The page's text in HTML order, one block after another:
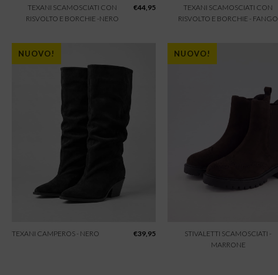
TEXANI SCAMOSCIATI CON
RISVOLTO E BORCHIE -NERO
€44,95
TEXANI SCAMOSCIATI CON
RISVOLTO E BORCHIE - FANGO
NUOVO!
TEXANI CAMPEROS - NERO €39,95
NUOVO!
STIVALETTI SCAMOSCIATI -
MARRONE